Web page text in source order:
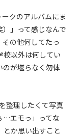
クのアルバムにま
」って感じなんで
の他何してたっ
以外は何してい
のが堪らなく勿体
整理したくて写真
…エモっ」ってな
か思い出すこと